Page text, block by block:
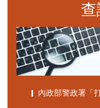
查
內政部警政署「